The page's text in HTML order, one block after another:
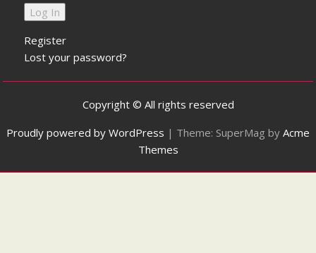
Register
Lost your password?
Copyright © All rights reserved
Proudly powered by WordPress | Theme: SuperMag by Acme
Themes